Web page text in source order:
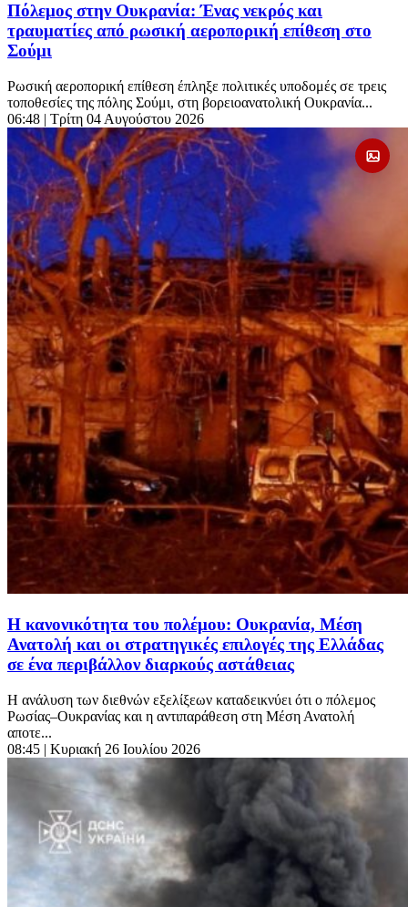
Πόλεμος στην Ουκρανία: Ένας νεκρός και
τραυματίες από ρωσική αεροπορική επίθεση στο
Σούμι
Ρωσική αεροπορική επίθεση έπληξε πολιτικές υποδομές σε τρεις
τοποθεσίες της πόλης Σούμι, στη βορειοανατολική Ουκρανία...
06:48 | Τρίτη 04 Αυγούστου 2026
Η κανονικότητα του πολέμου: Ουκρανία, Μέση
Ανατολή και οι στρατηγικές επιλογές της Ελλάδας
σε ένα περιβάλλον διαρκούς αστάθειας
Η ανάλυση των διεθνών εξελίξεων καταδεικνύει ότι ο πόλεμος
Ρωσίας–Ουκρανίας και η αντιπαράθεση στη Μέση Ανατολή
αποτε...
08:45 | Κυριακή 26 Ιουλίου 2026